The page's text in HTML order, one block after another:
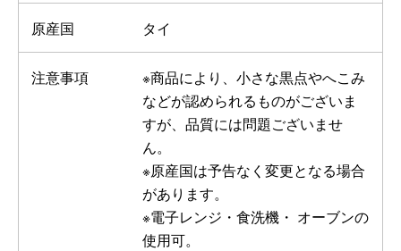
原産国 タイ
注意事項
※商品により、小さな黒点やへこみ
などが認められるものがございま
すが、品質には問題ございませ
ん。
※原産国は予告なく変更となる場合
があります。
※電子レンジ・食洗機・ オーブンの
使用可。